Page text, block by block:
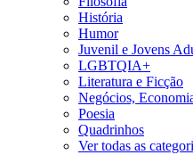
História
Humor
Juvenil e Jovens
LGBTQIA+
Literatura e Ficção
Negócios,
Poesia
Quadrinhos
Ver todas as